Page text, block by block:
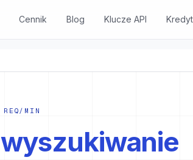
Cennik Blog Klucze API
MIN